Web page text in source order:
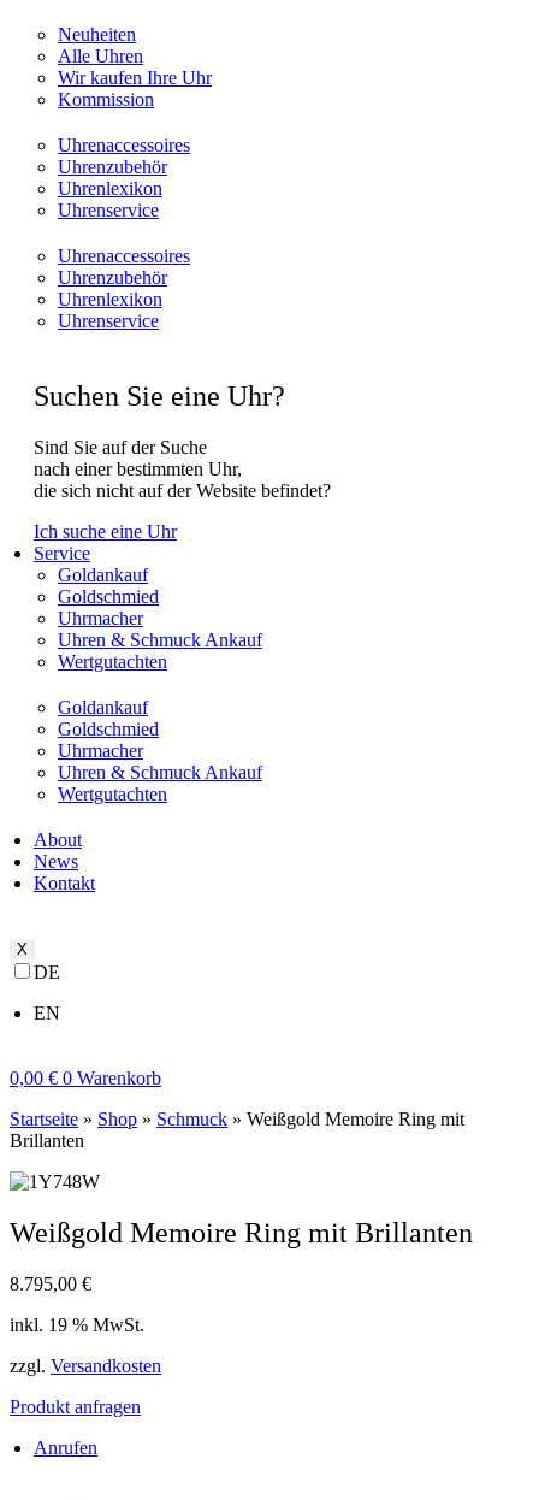
Neuheiten
Alle Uhren
Wir kaufen Ihre Uhr
Kommission
Uhrenaccessoires
Uhrenzubehör
Uhrenlexikon
Uhrenservice
Uhrenaccessoires
Uhrenzubehör
Uhrenlexikon
Uhrenservice
Suchen Sie eine Uhr?
Sind Sie auf der Suche
nach einer bestimmten Uhr,
die sich nicht auf der Website befindet?
Ich suche eine Uhr
Service
Goldankauf
Goldschmied
Uhrmacher
Uhren & Schmuck Ankauf
Wertgutachten
Goldankauf
Goldschmied
Uhrmacher
Uhren & Schmuck Ankauf
Wertgutachten
About
News
Kontakt
X
DE
EN
0,00 € 0 Warenkorb
Startseite » Shop » Schmuck » Weißgold Memoire Ring mit
Brillanten
Weißgold Memoire Ring mit Brillanten
8.795,00 €
inkl. 19 % MwSt.
zzgl. Versandkosten
Produkt anfragen
Anrufen